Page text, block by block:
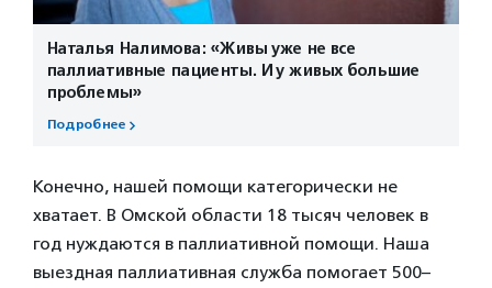
Наталья Налимова: «Живы уже не все
паллиативные пациенты. И у живых большие
проблемы»
Подробнее
Конечно, нашей помощи категорически не
хватает. В Омской области 18 тысяч человек в
год нуждаются в паллиативной помощи. Наша
выездная паллиативная служба помогает 500–